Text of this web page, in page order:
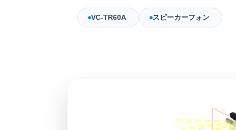
VC-TR60A スピーカーフォン